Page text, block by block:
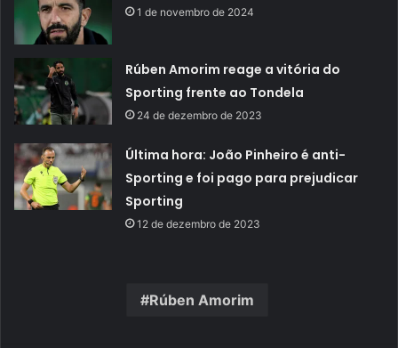
1 de novembro de 2024
Rúben Amorim reage a vitória do
Sporting frente ao Tondela
24 de dezembro de 2023
Última hora: João Pinheiro é anti-
Sporting e foi pago para prejudicar
Sporting
12 de dezembro de 2023
Rúben Amorim